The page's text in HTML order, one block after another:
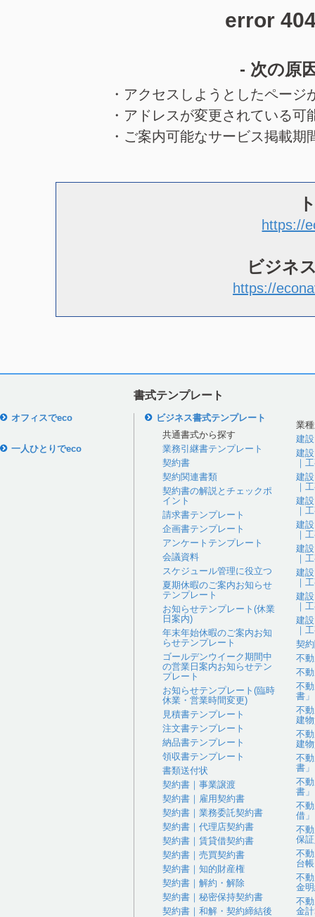
error
- 次の原
・アクセスしようとしたペー
・アドレスが変更されている可
・ご案内可能なサービス掲載
https://
ビジネ
https://
書式テンプレート
オフィスでeco
一人ひとりでeco
ビジネス書式テンプレート
共通書式から探す
業務引継書テンプレート
契約書
契約関連書類
契約書の解説とチェックポ
イント
請求書テンプレート
企画書テンプレート
アンケートテンプレート
会議資料
スケジュール管理に役立つ
夏期休暇のご案内お知らせ
テンプレート
お知らせテンプレート(休業
日案内)
年末年始休暇のご案内お知
らせテンプレート
ゴールデンウイーク期間中
の営業日案内お知らせテン
プレート
お知らせテンプレート(臨時
休業・営業時間変更)
見積書テンプレート
注文書テンプレート
納品書テンプレート
領収書テンプレート
書類送付状
契約書｜事業譲渡
契約書｜雇用契約書
契約書｜業務委託契約書
契約書｜代理店契約書
契約書｜賃貸借契約書
契約書｜売買契約書
契約書｜知的財産権
契約書｜解約・解除
契約書｜秘密保持契約書
契約書｜和解・契約締結後
業
建
建
｜
建
｜
建
｜
建
｜
建
｜
建
｜
建
｜
建
｜
契
不
不
不
書」
不
建
不
建
不
書」
不
書」
不
借」
不
保
不
台
不
金
不
金